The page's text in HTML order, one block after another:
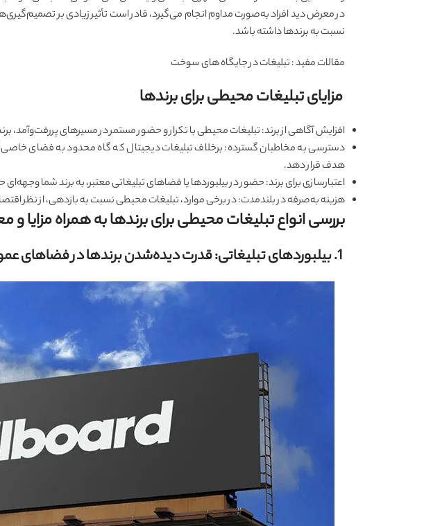
در معرض دید افراد به‌صورت مداوم انجام می‌گیرد، قادر است تأثیر زیادی بر
نسبت به برندها داشته باشد.
مقالات مفید :تبلیغات در جایگاه های سوخت
مزایای تبلیغات محیطی برای برندها
افزایش آگاهی از برند: تبلیغات محیطی با تکرار و حضور مستمر در مسیرهای پررفت‌وآمد،
دسترسی به مخاطبان گسترده: برخلاف تبلیغات دیجیتال که گاه محدود به فضای خاصی
هدف قرار دهد.
اعتبارسازی برای برند: حضور در بیلبوردها یا فضاهای تبلیغاتی معتبر، به برند شما
هزینه به‌صرفه در بلندمدت: در برخی موارد، تبلیغات محیطی نسبت به بازدهی، از نظر
بررسی انواع تبلیغات محیطی برای برندها به همراه مزایا